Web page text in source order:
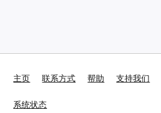
主页 联系方式 帮助 支持我们
系统状态